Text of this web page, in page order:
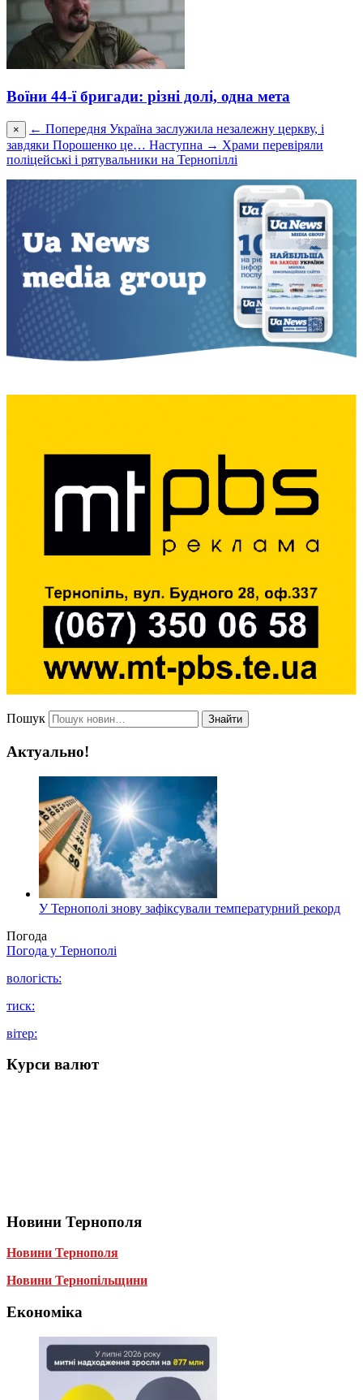
Воїни 44-ї бригади: різні долі, одна мета
× ← Попередня Україна заслужила незалежну церкву, і
завдяки Порошенко це… Наступна → Храми перевіряли
поліцейські і рятувальники на Тернопіллі
Пошук Знайти
Актуально!
У Тернополі знову зафіксували температурний рекорд
Погода
Погода у Тернополі
вологість:
тиск:
вітер:
Курси валют
Новини Тернополя
Новини Тернополя
Новини Тернопільщини
Економіка